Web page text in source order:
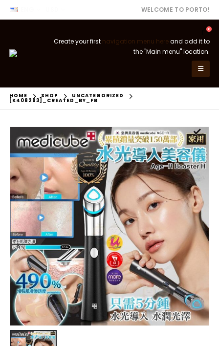
WELCOME TO PORTO!
0
Create your first navigation menu hereand add it to
the "Main menu" location.
HOME SHOP UNCATEGORIZED
[K408293]_CREATED_BY_FB